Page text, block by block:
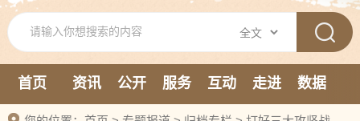
首页 资讯 公开 服务 互动 走进
数据
新媒体